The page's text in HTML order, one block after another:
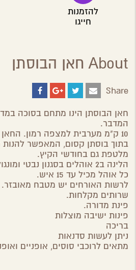
להזמנות
חייגו
About חאן הבוסתן
Share
חאן הבוסתן הינו מתחם בסוכה
המדבר.
בתוך בוסתן קסום, המאפשר להנות
מלטפת גם בחודשי הקיץ.
הלינה ב2 אוהלים בסגנון נבטי ומונגולי, ע"ג מזרנים.
כל אוהל מכיל עד 15 איש.
לרשות האורחים יש מטבח מאובזר.
שרותים מקלחות.
פינת מדורה.
פינות ישיבה מוצלות
בריכה
ניתן לעשות סדנאות
מתאים לרוכבי סוסים, אופניים